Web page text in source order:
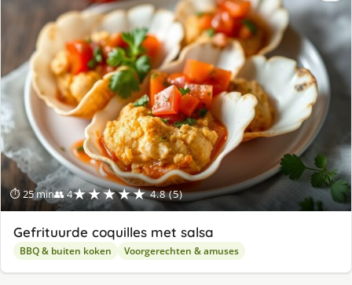
⏱ 25 min👥 4★★★★★ 4.8 (5)
Gefrituurde coquilles met salsa
BBQ & buiten koken Voorgerechten & amuses